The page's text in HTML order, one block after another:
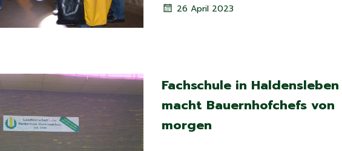
26 April 2023
Fachschule in Haldensleben
macht Bauernhofchefs von
morgen